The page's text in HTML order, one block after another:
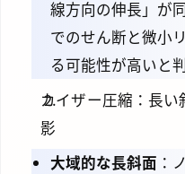
線方向の伸長」が
でのせん断と微小
る可能性が高いと
カイザー圧縮：長
影
大域的な長斜面 ：